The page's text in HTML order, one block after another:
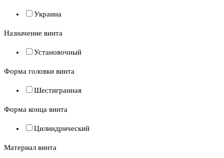
Украина
Назначение винта
Установочный
Форма головки винта
Шестигранная
Форма конца винта
Цилиндрический
Материал винта